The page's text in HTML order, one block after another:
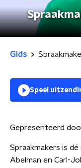
Gids
Speel
Gepresenteerd
Spraakmakers is
Abelman en Carl-